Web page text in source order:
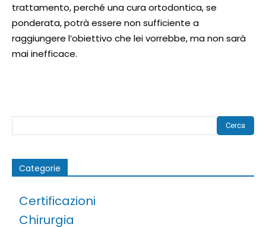
trattamento, perché una cura ortodontica, se
ponderata, potrà essere non sufficiente a
raggiungere l’obiettivo che lei vorrebbe, ma non sarà
mai inefficace.
Cerca
Categorie
Certificazioni
Chirurgia